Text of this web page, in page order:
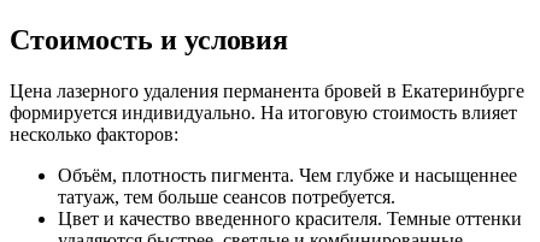
Стоимость и условия
Цена лазерного удаления перманента бровей в Екатеринбурге
формируется индивидуально. На итоговую стоимость влияет
несколько факторов:
Объём, плотность пигмента. Чем глубже и насыщеннее
татуаж, тем больше сеансов потребуется.
Цвет и качество введенного красителя. Темные оттенки